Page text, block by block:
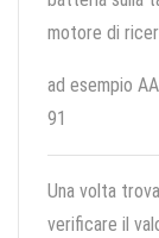
motore di
ad esempio
91
Una volta
verificare il